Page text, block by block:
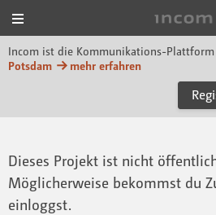
Incom ist die Kommunikations-
Potsdam
mehr erfahren
Dieses Projekt ist nicht
Möglicherweise bekommst du
einloggst.